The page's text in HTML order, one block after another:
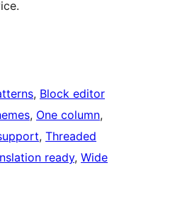
, Block editor
, One column
, Threaded
ready, Wide